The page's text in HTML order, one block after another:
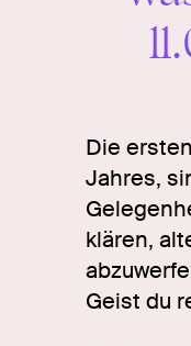
Die
Jahres,
klären,
Geist du